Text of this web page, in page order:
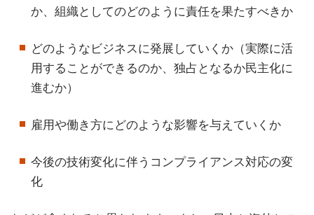
か、組織としてのどのように責任を果たすべきか
どのようなビジネスに発展していくか（実際に活
用することができるのか、独占となるか民主化に
進むか）
雇用や働き方にどのような影響を与えていくか
今後の技術変化に伴うコンプライアンス対応の変
化